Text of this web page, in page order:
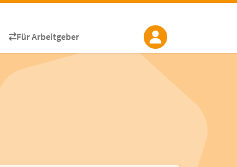
Für Arbeitgeber